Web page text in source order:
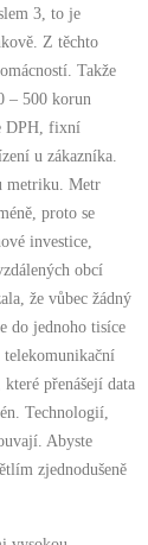
3, to je
Z těchto
Takže
– 500 korun
DPH, fixní
u zákazníka.
metriku. Metr
proto se
investice,
obcí
že vůbec žádný
do jednoho tisíce
přenášejí data
Technologií,
Abyste
zjednodušeně